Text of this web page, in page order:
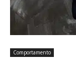
Comportamento